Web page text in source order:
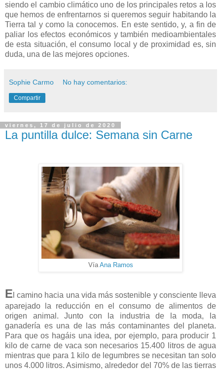
siendo el cambio climático uno de los principales retos a los
que hemos de enfrentarnos si queremos seguir habitando la
Tierra tal y como la conocemos. En este sentido, y, a fin de
paliar los efectos económicos y también medioambientales
de esta situación, el consumo local y de proximidad es, sin
duda, una de las mejores opciones.
Sophie Carmo No hay comentarios:
Compartir
viernes, 17 de julio de 2020
La puntilla dulce: Semana sin Carne
VíaAna Ramos
E l camino hacia una vida más sostenible y consciente lleva
aparejado la reducción en el consumo de alimentos de
origen animal. Junto con la industria de la moda, la
ganadería es una de las más contaminantes del planeta.
Para que os hagáis una idea, por ejemplo, para producir 1
kilo de carne de vaca son necesarios 15.400 litros de agua
mientras que para 1 kilo de legumbres se necesitan tan solo
unos 4.000 litros. Asimismo, alrededor del 70% de las tierras